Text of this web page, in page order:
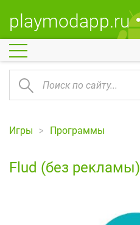
playmodapp.ru
Игры Программы
Flud (без рекламы)